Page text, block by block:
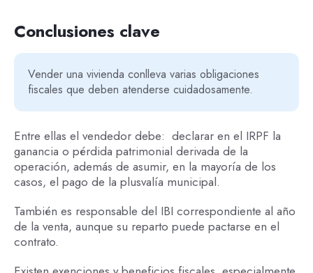
Conclusiones clave
Vender una vivienda conlleva varias obligaciones
fiscales que deben atenderse cuidadosamente.
Entre ellas el vendedor debe: declarar en el IRPF la
ganancia o pérdida patrimonial derivada de la
operación, además de asumir, en la mayoría de los
casos, el pago de la plusvalía municipal.
También es responsable del IBI correspondiente al año
de la venta, aunque su reparto puede pactarse en el
contrato.